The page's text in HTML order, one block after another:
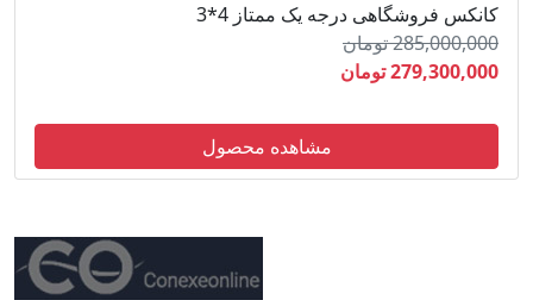
کانکس فروشگاهی درجه یک ممتاز 4*3
285,000,000 تومان
279,300,000 تومان
مشاهده محصول